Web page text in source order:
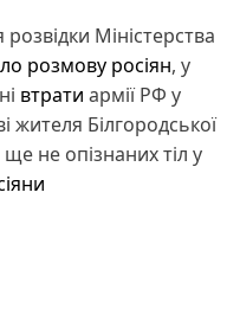
Міністерства
розмову росіян, у
втрати армії РФ у
жителя Білгородської
не опізнаних тіл у